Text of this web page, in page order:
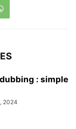
: simple
2024